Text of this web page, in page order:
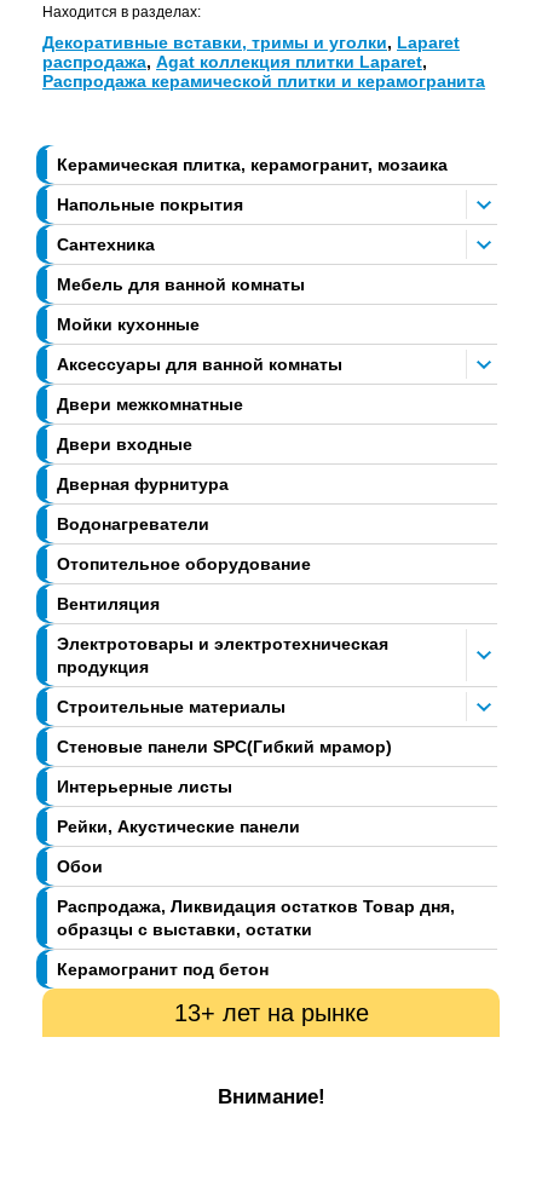
Керамическая плитка, керамогранит, мозаика
Напольные покрытия
Сантехника
Мебель для ванной комнаты
Мойки кухонные
Аксессуары для ванной комнаты
Двери межкомнатные
Двери входные
Дверная фурнитура
Водонагреватели
Отопительное оборудование
Вентиляция
Электротовары и электротехническая
продукция
Строительные материалы
Стеновые панели SPC(Гибкий мрамор)
Интерьерные листы
Рейки, Акустические панели
Обои
Распродажа, Ликвидация остатков Товар дня,
образцы с выставки, остатки
Керамогранит под бетон
13+ лет на рынке
Внимание!
Находится в разделах:
Декоративные вставки, тримы и уголки, Laparet
распродажа, Agat коллекция плитки Laparet,
Распродажа керамической плитки и керамогранита